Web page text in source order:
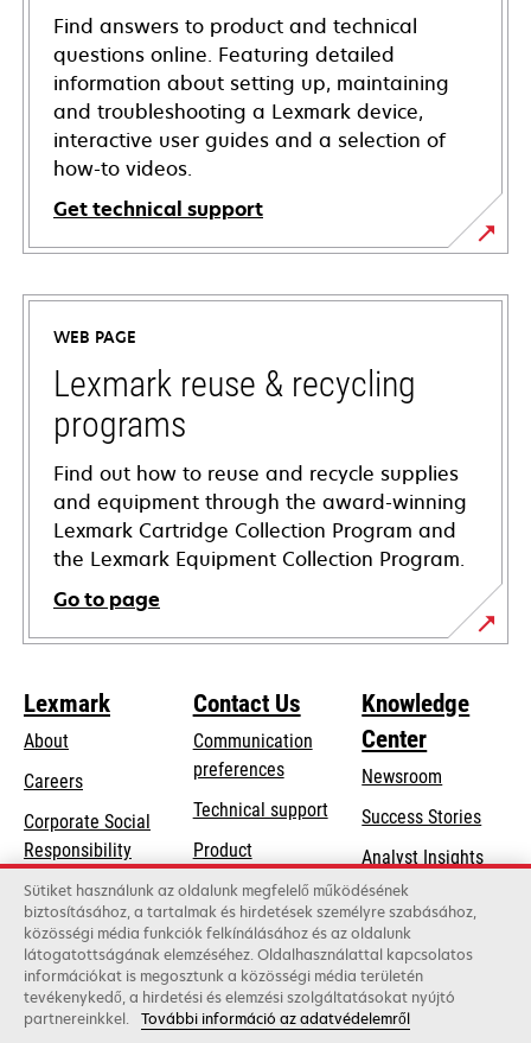
Find answers to product and technical
questions online. Featuring detailed
information about setting up, maintaining
and troubleshooting a Lexmark device,
interactive user guides and a selection of
how-to videos.
Get technical support
opens
in
new
tab
WEB PAGE
Lexmark reuse & recycling
programs
Find out how to reuse and recycle supplies
and equipment through the award-winning
Lexmark Cartridge Collection Program and
the Lexmark Equipment Collection Program.
Go to page
Lexmark
About
Careers
Corporate Social
Responsibilityopens
a
new
tab
Sustainability
Lexmark Partners
Contact Us
Communication
preferences
Technical supportopens
a
new
tab
Product
registration
Find a dealer
List of wholesalers
Knowledge
Center
Newsroom
Success Stories
Analyst Insights
Lexmark International, Inc., a Xerox Company
Sütiket használunk az oldalunk megfelelő működésének
biztosításához, a tartalmak és hirdetések személyre szabásához,
közösségi média funkciók felkínálásához és az oldalunk
látogatottságának elemzéséhez. Oldalhasználattal kapcsolatos
információkat is megosztunk a közösségi média területén
tevékenykedő, a hirdetési és elemzési szolgáltatásokat nyújtó
partnereinkkel. További információ az adatvédelemről